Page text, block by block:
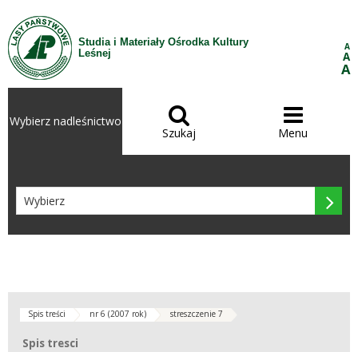
Przejdź do treści
Studia i Materiały Ośrodka Kultury
Leśnej
A
A
A
Wybierz nadleśnictwo 
Szukaj

Menu

Spis treści nr 6 (2007 rok) streszczenie 7
Spis tresci
Spis tresci